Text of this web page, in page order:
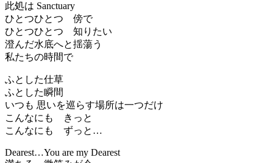
此処は Sanctuary
ひとつひとつ 傍で
ひとつひとつ 知りたい
澄んだ水底へと揺蕩う
私たちの時間で
ふとした仕草
ふとした瞬間
いつも 思いを巡らす場所は一つだけ
こんなにも きっと
こんなにも ずっと…
Dearest…You are my Dearest